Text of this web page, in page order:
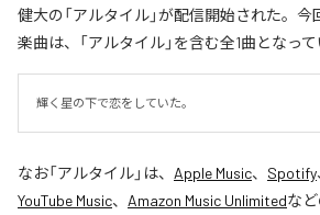
健大の「アルタイル」が配信開始された。
楽曲は、「アルタイル」を含む全1曲となって
輝く星の下で恋をしていた。
なお「アルタイル」は、 Apple Music、 Spotify
YouTube Music、 Amazon Music Unlimitedな